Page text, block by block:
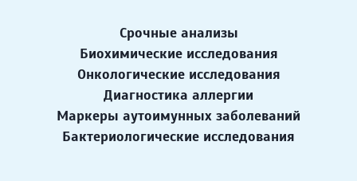
Срочные анализы
Биохимические исследования
Онкологические исследования
Диагностика аллергии
Маркеры аутоимунных заболеваний
Бактериологические исследования